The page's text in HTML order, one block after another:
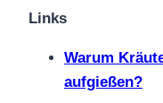
Links
Warum
aufgießen?